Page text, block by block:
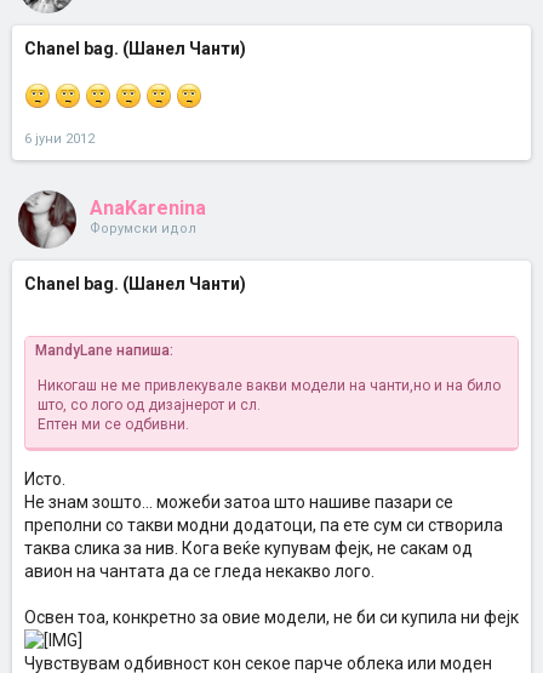
Chanel bag. (Шанел Чанти)
6 јуни 2012
AnaKarenina
Форумски идол
Chanel bag. (Шанел Чанти)
MandyLane напиша:
Никогаш не ме привлекувале вакви модели на чанти,но и на било
што, со лого од дизајнерот и сл.
Ептен ми се одбивни.
Исто.
Не знам зошто... можеби затоа што нашиве пазари се
преполни со такви модни додатоци, па ете сум си створила
таква слика за нив. Кога веќе купувам фејк, не сакам од
авион на чантата да се гледа некакво лого.
Освен тоа, конкретно за овие модели, не би си купила ни фејк
Чувствувам одбивност кон секое парче облека или моден